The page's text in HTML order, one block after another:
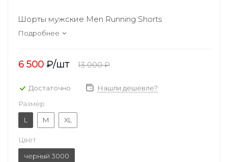
Шорты мужские Men Running Shorts
Подробнее
6 500 ₽/шт 13 000₽
Достаточно
Нашли дешевле?
Размер
L
M XL
Цвет
черный 3000